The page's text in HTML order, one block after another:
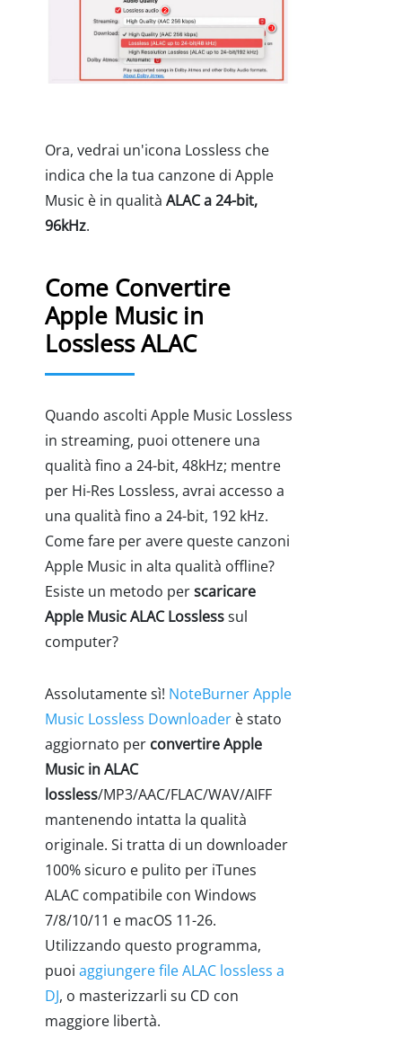
Ora, vedrai un'icona Lossless che
indica che la tua canzone di Apple
Music è in qualità ALAC a 24-bit,
96kHz.
Come Convertire
Apple Music in
Lossless ALAC
Quando ascolti Apple Music Lossless
in streaming, puoi ottenere una
qualità fino a 24-bit, 48kHz; mentre
per Hi-Res Lossless, avrai accesso a
una qualità fino a 24-bit, 192 kHz.
Come fare per avere queste canzoni
Apple Music in alta qualità offline?
Esiste un metodo perscaricare
Apple Music ALAC Losslesssul
computer?
Assolutamente sì! NoteBurner Apple
Music Lossless Downloader è stato
aggiornato per convertire Apple
Music in ALAC
lossless/MP3/AAC/FLAC/WAV/AIFF
mantenendo intatta la qualità
originale. Si tratta di un downloader
100% sicuro e pulito per iTunes
ALAC compatibile con Windows
7/8/10/11 e macOS 11-26.
Utilizzando questo programma,
puoi aggiungere file ALAC lossless a
DJ, o masterizzarli su CD con
maggiore libertà.